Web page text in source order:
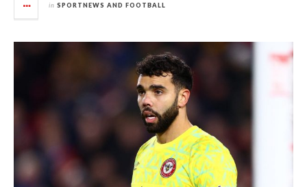
in SPORTNEWS AND FOOTBALL